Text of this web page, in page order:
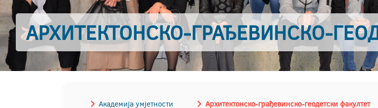
АРХИТЕКТОНСКО-ГРАЂЕВИНСКO-
Академија умјетности Архитектонско-грађевинскo-геодетски факултет